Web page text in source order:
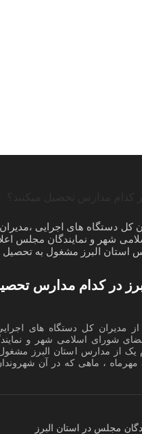
کل دستگاه های اجرایی ،مدیران
شهر و نمایندگان مجلس
استان البرز مشغول به تحصیل
در کدام مدارس
از مدیران کل دستگاه های
شورای اسلامی شهر و
یک از مدارس استان البرز
، ماهی که در آن
مجلس در استان البرز